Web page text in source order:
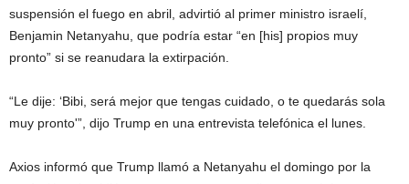
suspensión el fuego en abril, advirtió al primer ministro israelí,
Benjamin Netanyahu, que podría estar “en [his] propios muy
pronto” si se reanudara la extirpación.
“Le dije: ‘Bibi, será mejor que tengas cuidado, o te quedarás sola
muy pronto'”, dijo Trump en una entrevista telefónica el lunes.
Axios informó que Trump llamó a Netanyahu el domingo por la